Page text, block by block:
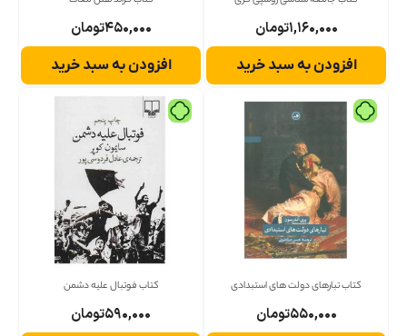
۱,۱۶۰,۰۰۰تومان
افزودن به سبد خرید
۴۵۰,۰۰۰تومان
افزودن به سبد خرید
کتاب تبارهای دولت های استبدادی
۵۵۰,۰۰۰تومان
کتاب فوتبال علیه دشمن
۵۹۰,۰۰۰تومان